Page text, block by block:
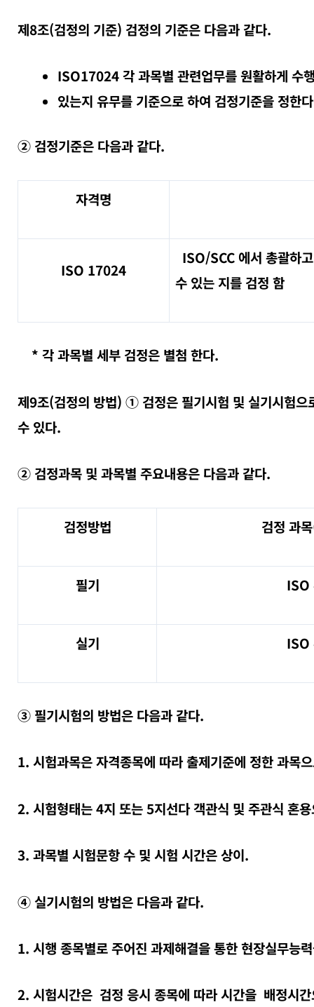
제8조(검정의 기준) 검정의 기준은 다음과 같다.
ISO17024 각 과목별 관련업무를 원활하게
있는지 유무를 기준으로 하여 검정기준을 정한
② 검정기준은 다음과 같다.
자격명
ISO 17024
ISO/SCC 에서 총괄하
수 있는 지를 검정 함
* 각 과목별 세부 검정은 별첨 한다.
제9조(검정의 방법) ① 검정은 필기시험 및 실기시험으
수 있다.
② 검정과목 및 과목별 주요내용은 다음과 같다.
검정방법 검정 과
필기 ISO
실기 ISO
③ 필기시험의 방법은 다음과 같다.
1. 시험과목은 자격종목에 따라 출제기준에 정한 과목
2. 시험형태는 4지 또는 5지선다 객관식 및 주관식 혼
3. 과목별 시험문항 수 및 시험 시간은 상이.
④ 실기시험의 방법은 다음과 같다.
1. 시행 종목별로 주어진 과제해결을 통한 현장실무능
2. 시험시간은 검정 응시 종목에 따라 시간을 배정시